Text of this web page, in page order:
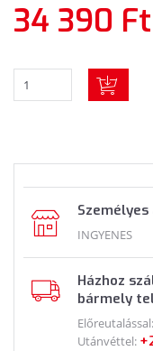
34 390 Ft
INGYENES
Házhoz
bármely
Előreutalással:
Utánvéttel: